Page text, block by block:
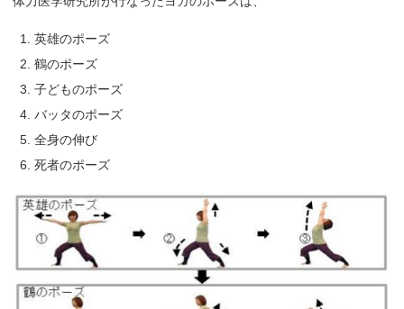
英雄のポーズ
鶴のポーズ
子どものポーズ
バッタのポーズ
全身の伸び
死者のポーズ